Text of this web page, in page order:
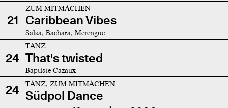
21
ZUM MITMACHEN
Caribbean Vibes
Salsa, Bachata, Merengue
24
TANZ
That's twisted
Baptiste Cazaux
24 TANZ, ZUM MITMACHEN
Südpol Dance